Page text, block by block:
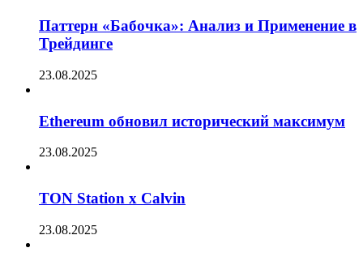
Паттерн «Бабочка»: Анализ и Применение в
Трейдинге
23.08.2025
Ethereum обновил исторический максимум
23.08.2025
TON Station x Calvin
23.08.2025